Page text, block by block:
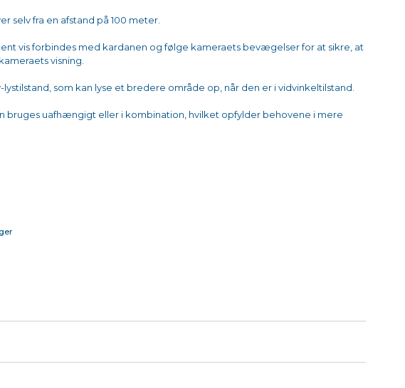
selv fra en afstand på 100 meter.
vis forbindes med kardanen og følge kameraets bevægelser for at sikre, at
visning.
som kan lyse et bredere område op, når den er i vidvinkeltilstand.
bruges uafhængigt eller i kombination, hvilket opfylder behovene i mere